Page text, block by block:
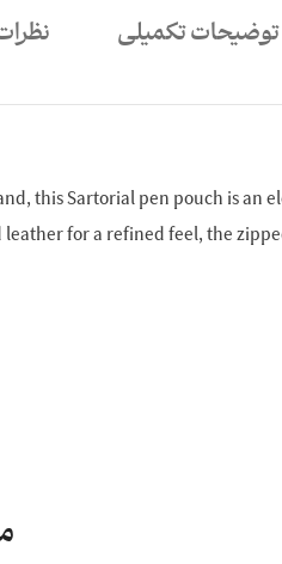
توضیحات تکمیلی
this Sartorial pen pouch is an
for a refined feel, the